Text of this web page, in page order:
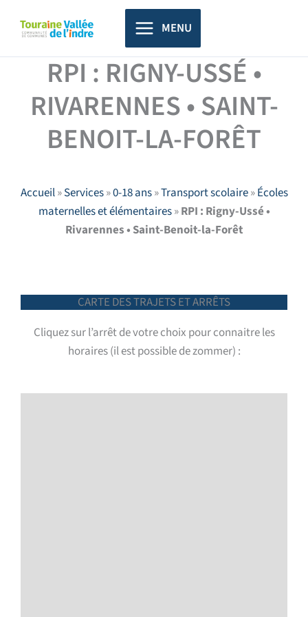
principal
MENU
RPI : RIGNY-USSÉ •
RIVARENNES • SAINT-
BENOIT-LA-FORÊT
Accueil»Services»0-18 ans»Transport scolaire»Écoles
maternelles et élémentaires»RPI : Rigny-Ussé •
Rivarennes • Saint-Benoit-la-Forêt
CARTE DES TRAJETS ET ARRÊTS
Cliquez sur l’arrêt de votre choix pour connaitre les
horaires (il est possible de zommer) :